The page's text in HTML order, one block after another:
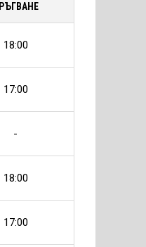
18:00
17:00
-
18:00
17:00